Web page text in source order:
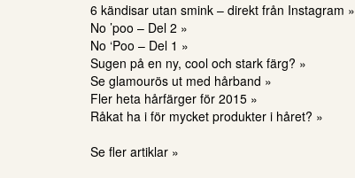
6 kändisar utan smink – direkt från Instagram »
No ’poo – Del 2 »
No ‘Poo – Del 1 »
Sugen på en ny, cool och stark färg? »
Se glamourös ut med hårband »
Fler heta hårfärger för 2015 »
Råkat ha i för mycket produkter i håret? »
Se fler artiklar »